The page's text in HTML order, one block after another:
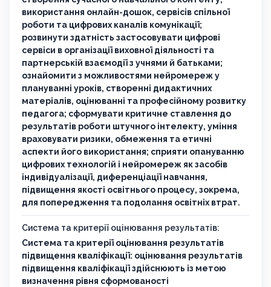
використання онлайн-дошок, сервісів спільної
роботи та цифрових каналів комунікації;
розвинути здатність застосовувати цифрові
сервіси в організації виховної діяльності та
партнерській взаємодії з учнями й батьками;
ознайомити з можливостями нейромереж у
плануванні уроків, створенні дидактичних
матеріалів, оцінюванні та професійному розвитку
педагога; сформувати критичне ставлення до
результатів роботи штучного інтелекту, уміння
враховувати ризики, обмеження та етичні
аспекти його використання; сприяти опануванню
цифрових технологій і нейромереж як засобів
індивідуалізації, диференціації навчання,
підвищення якості освітнього процесу, зокрема,
для попередження та подолання освітніх втрат.
Система та критерії оцінювання результатів:
Система та критерії оцінювання результатів
підвищення кваліфікації: оцінювання результатів
підвищення кваліфікації здійснюють із метою
визначення рівня сформованості